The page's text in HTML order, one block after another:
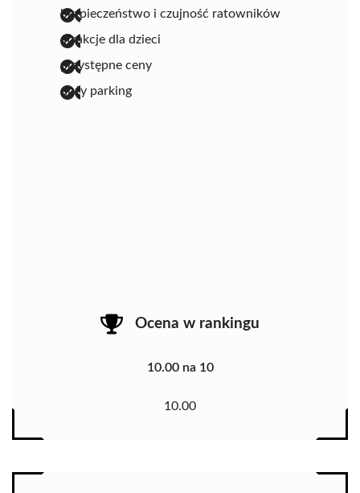
bezpieczeństwo i czujność ratowników
atrakcje dla dzieci
przystępne ceny
duży parking
Ocena w rankingu
10.00 na 10
10.00